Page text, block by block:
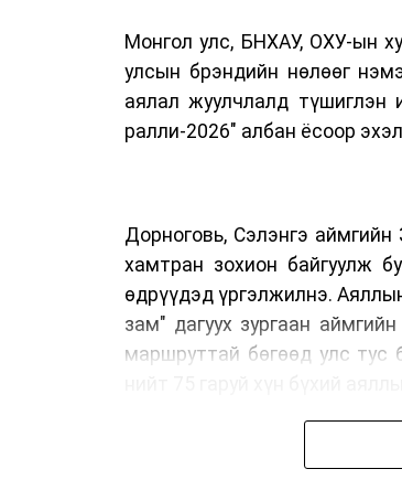
Монгол улс, БНХАУ, ОХУ-ын
улсын брэндийн нөлөөг
аялал жуулчлалд
ралли-2026" албан ёсоор
Дорноговь, Сэлэнгэ
хамтран зохион байгуулж
өдрүүдэд үргэлжилнэ.
зам" дагуух зургаан
маршруттай бөгөөд улс тус